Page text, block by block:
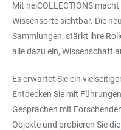
Mit heiCOLLECTIONS
Wissensorte sichtbar. Die
Sammlungen, stärkt ihre
alle dazu ein, Wissenschaft
Es erwartet Sie ein
Entdecken Sie mit
Gesprächen mit
Objekte und probieren Sie